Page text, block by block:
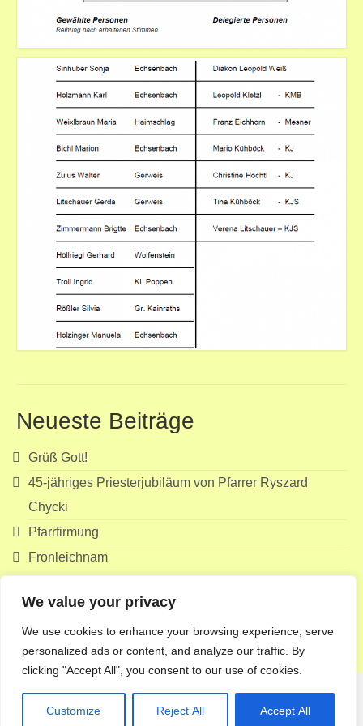
We value your privacy
We use cookies to enhance your browsing experience, serve
personalized ads or content, and analyze our traffic. By
clicking "Accept All", you consent to our use of cookies.
Customize Reject All Accept All
Neueste Beiträge
Grüß Gott!
45-jähriges Priesterjubiläum von Pfarrer Ryszard
Chycki
Pfarrfirmung
Fronleichnam
Suchen
© 2026 Pfarre Echsenbach